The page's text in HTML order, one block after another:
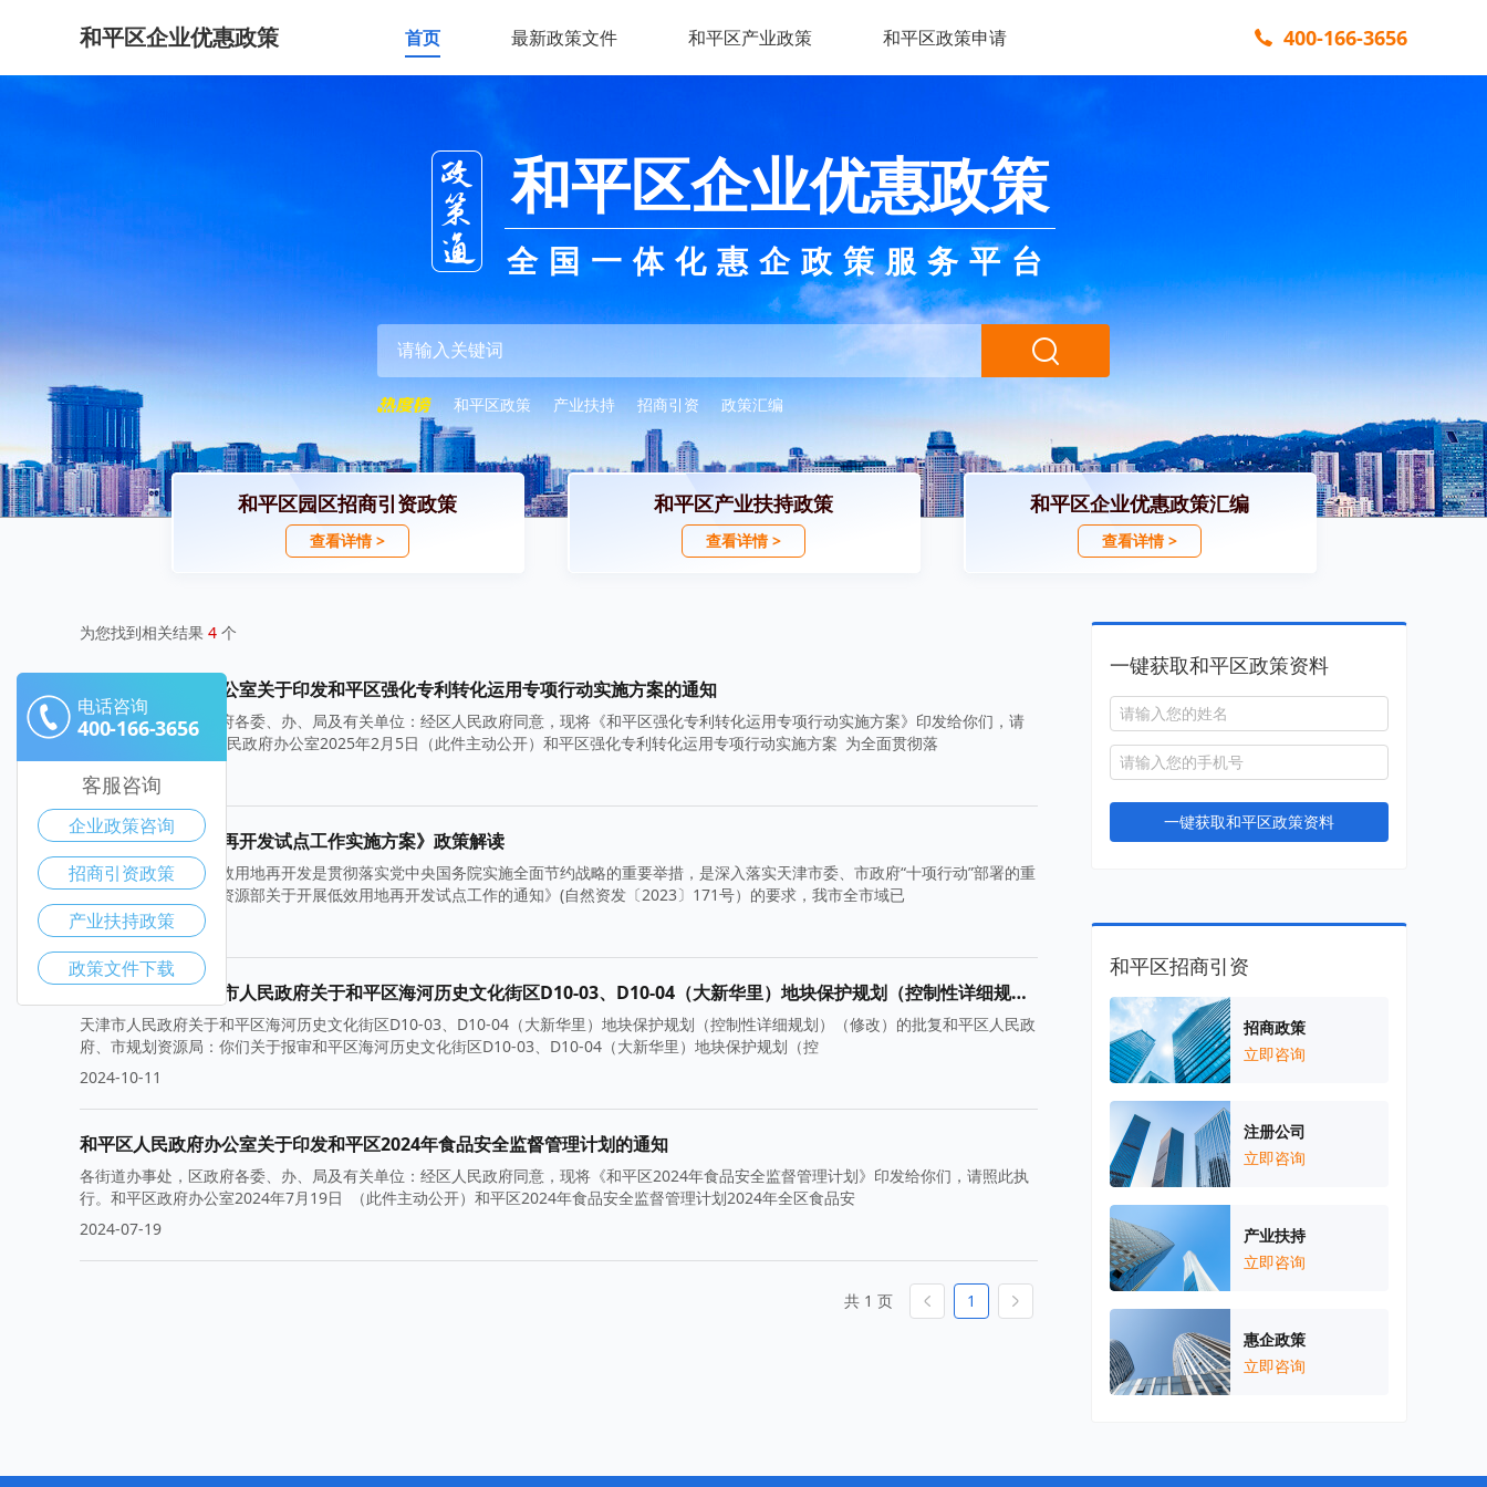
和平区企业优惠政策 首页 最新政策文件 和平区产业政策 和平区政策申请 400-166-3656
和平区企业优惠政策
全国一体化惠企政策服务平台
和平区政策 产业扶持 招商引资 政策汇编
和平区园区招商引资政策
查看详情 >
和平区产业扶持政策
查看详情 >
和平区企业优惠政策汇编
查看详情 >
为您找到相关结果 4 个
和平区人民政府办公室关于印发和平区强化专利转化运用专项行动实施方案的通知
各街道办事处，区政府各委、办、局及有关单位：经区人民政府同意，现将《和平区强化专利转化运用专项行动实施方案》印发给你们，请
照此执行。 和平区人民政府办公室2025年2月5日（此件主动公开）和平区强化专利转化运用专项行动实施方案 为全面贯彻落
2025-02-07
《和平区低效用地再开发试点工作实施方案》政策解读
一、起草背景实施低效用地再开发是贯彻落实党中央国务院实施全面节约战略的重要举措，是深入落实天津市委、市政府“十项行动”部署的重
要措施。根据《自然资源部关于开展低效用地再开发试点工作的通知》(自然资发〔2023〕171号）的要求，我市全市域已
2024-11-12
【城乡规划】天津市人民政府关于和平区海河历史文化街区D10-03、D10-04（大新华里）地块保护规划（控制性详细规划）（修改）的批复
天津市人民政府关于和平区海河历史文化街区D10-03、D10-04（大新华里）地块保护规划（控制性详细规划）（修改）的批复和平区人民政
府、市规划资源局：你们关于报审和平区海河历史文化街区D10-03、D10-04（大新华里）地块保护规划（控
2024-10-11
和平区人民政府办公室关于印发和平区2024年食品安全监督管理计划的通知
各街道办事处，区政府各委、办、局及有关单位：经区人民政府同意，现将《和平区2024年食品安全监督管理计划》印发给你们，请照此执
行。和平区政府办公室2024年7月19日 （此件主动公开）和平区2024年食品安全监督管理计划2024年全区食品安
2024-07-19
共 1 页 1
一键获取和平区政策资料
一键获取和平区政策资料
和平区招商引资
招商政策
立即咨询
注册公司
立即咨询
产业扶持
立即咨询
惠企政策
立即咨询
电话咨询
400-166-3656
客服咨询
企业政策咨询
招商引资政策
产业扶持政策
政策文件下载